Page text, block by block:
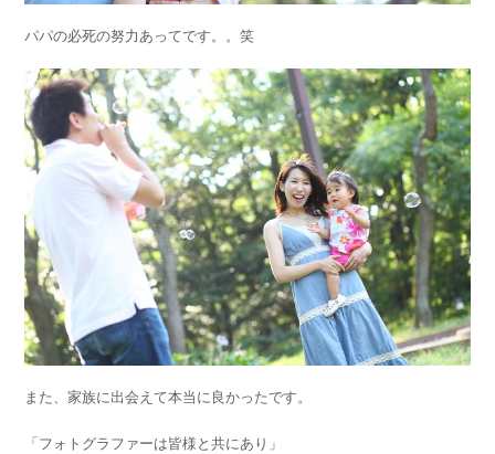
パパの必死の努力あってです。。笑
また、家族に出会えて本当に良かったです。
「フォトグラファーは皆様と共にあり」